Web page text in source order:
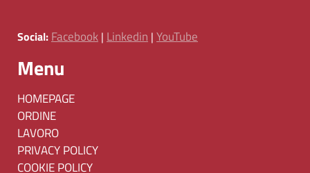
Social: Facebook | Linkedin | YouTube
Menu
HOMEPAGE
ORDINE
LAVORO
PRIVACY POLICY
COOKIE POLICY